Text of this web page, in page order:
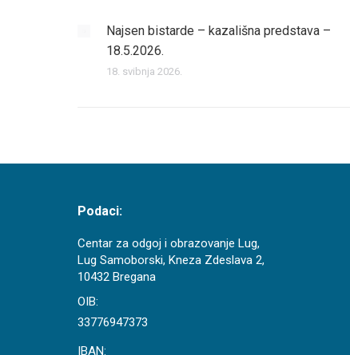
Najsen bistarde – kazališna predstava –
18.5.2026.
18. svibnja 2026.
Podaci:
Centar za odgoj i obrazovanje Lug,
Lug Samoborski, Kneza Zdeslava 2,
10432 Bregana
OIB:
33776947373
IBAN: